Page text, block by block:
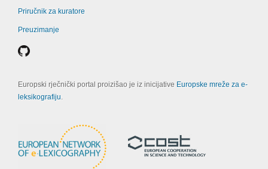
Priručnik za kuratore
Preuzimanje
Europski rječnički portal proizišao je iz inicijative Europske mreže za e-
leksikografiju.